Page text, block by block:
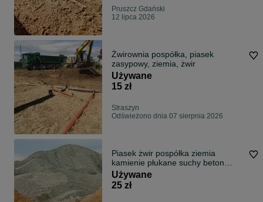
Pruszcz Gdański
12 lipca 2026
Żwirownia pospółka, piasek
zasypowy, ziemia, żwir
Używane
15 zł
Straszyn
Odświeżono dnia 07 sierpnia 2026
Piasek żwir pospółka ziemia
kamienie płukane suchy beton
minikoparka
Używane
25 zł